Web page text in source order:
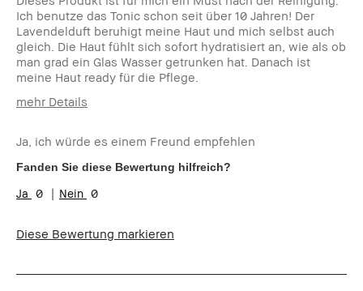
Ich benutze das Tonic schon seit über 10 Jahren! Der
Lavendelduft beruhigt meine Haut und mich selbst auch
gleich. Die Haut fühlt sich sofort hydratisiert an, wie als ob
man grad ein Glas Wasser getrunken hat. Danach ist
meine Haut ready für die Pflege.
mehr Details
Hauttyp
Trocken
Hautton
Mittel - Dunkel
Hautbedürfnis(se)
Ja, ich würde es einem Freund empfehlen
Fanden Sie diese Bewertung hilfreich?
0 0
Diese Bewertung markieren